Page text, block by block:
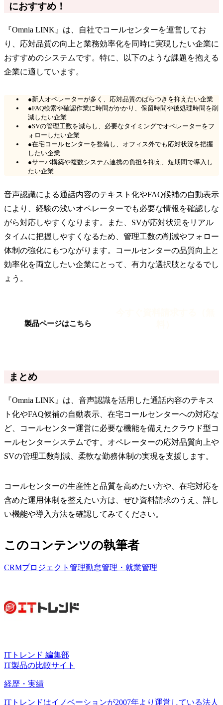
におすすめ！
『Omnia LINK』は、自社でコールセンターを運営してお
り、応対品質の向上と業務効率化を同時に実現したい企業に
おすすめのシステムです。特に、以下のような課題を抱える
企業に適しています。
●新人オペレーターが多く、応対品質のばらつきを抑えたい企業
●FAQ検索や確認作業に時間がかかり、保留時間や後処理時間を削
減したい企業
●SVの管理工数を減らし、必要なタイミングでオペレーターをフ
ォローしたい企業
●在宅コールセンターを整備し、オフィス外でも応対状況を把握
したい企業
●サーバ構築や複数システム連携の負担を抑え、短期間で導入し
たい企業
音声認識による通話内容のテキスト化やFAQ候補の自動表示
により、経験の浅いオペレーターでも必要な情報を確認しな
がら対応しやすくなります。また、SVが応対状況をリアル
タイムに把握しやすくなるため、管理工数の削減やフォロー
体制の強化にもつながります。コールセンターの品質向上と
効率化を両立したい企業にとって、有力な選択肢となるでし
ょう。
製品ページはこちら
まとめ
『Omnia LINK』は、音声認識を活用した通話内容のテキス
ト化やFAQ候補の自動表示、在宅コールセンターへの対応な
ど、コールセンター運営に必要な機能を備えたクラウド型コ
ールセンターシステムです。オペレーターの応対品質向上や
SVの管理工数削減、柔軟な勤務体制の実現を支援します。
コールセンターの生産性と品質を高めたい方や、在宅対応を
含めた運用体制を整えたい方は、ぜひ資料請求のうえ、詳し
い機能や導入方法を確認してみてください。
このコンテンツの執筆者
CRMプロジェクト管理勤怠管理・就業管理
ITトレンド 編集部
IT製品の比較サイト
経歴・実績
ITトレンドはイノベーションが2007年より運営している法人